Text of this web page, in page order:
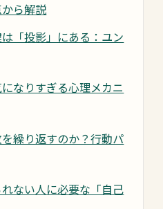
ら解説
「投影」にある：ユン
になりすぎる心理メカニ
繰り返すのか？行動パ
ない人に必要な「自己